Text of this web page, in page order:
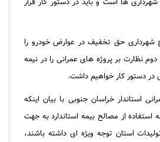
شهرداری حق تخفیف در عوارض خودرو را
نظارت بر پروژه های عمرانی را در نیمه
در دستور کار خواهیم داشت.
استاندار خراسان جنوبی با بیان اینکه
استفاده از مصالح بیمه استاندارد به جهت
استان توجه ویژه ای داشته باشند،